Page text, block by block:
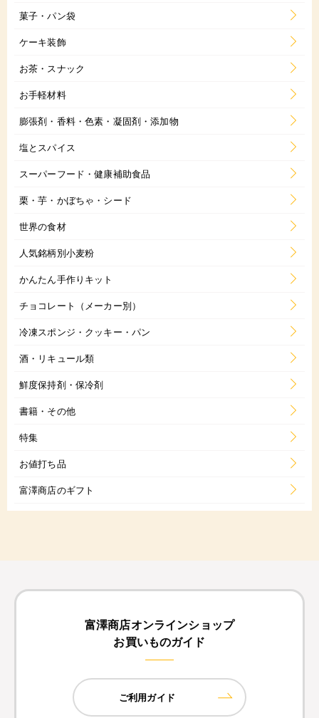
菓子・パン袋
ケーキ装飾
お茶・スナック
お手軽材料
膨張剤・香料・色素・凝固剤・添加物
塩とスパイス
スーパーフード・健康補助食品
栗・芋・かぼちゃ・シード
世界の食材
人気銘柄別小麦粉
かんたん手作りキット
チョコレート（メーカー別）
冷凍スポンジ・クッキー・パン
酒・リキュール類
鮮度保持剤・保冷剤
書籍・その他
特集
お値打ち品
富澤商店のギフト
富澤商店オンラインショップ
お買いものガイド
ご利用ガイド